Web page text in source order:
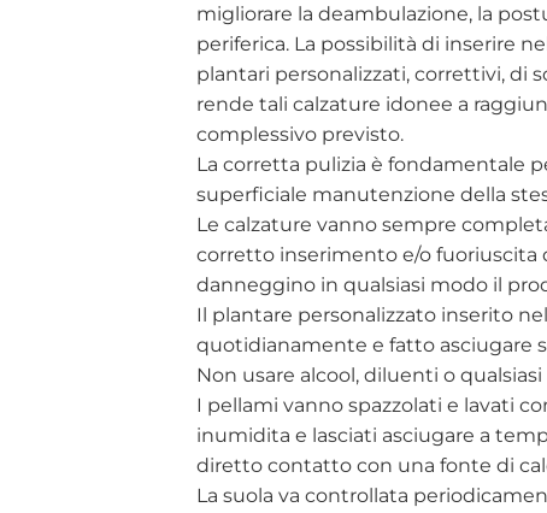
migliorare la deambulazione, la
periferica. La possibilità di inserire
plantari personalizzati, correttivi, di
rende tali calzature idonee a
complessivo previsto.
La corretta pulizia è fondamentale
superficiale manutenzione della
Le calzature vanno sempre
corretto inserimento e/o fuoriuscita
danneggino in qualsiasi modo il
Il plantare personalizzato inserito
quotidianamente e fatto asciugare
Non usare alcool, diluenti o
I pellami vanno spazzolati e lavati
inumidita e lasciati asciugare a
diretto contatto con una fonte di
La suola va controllata